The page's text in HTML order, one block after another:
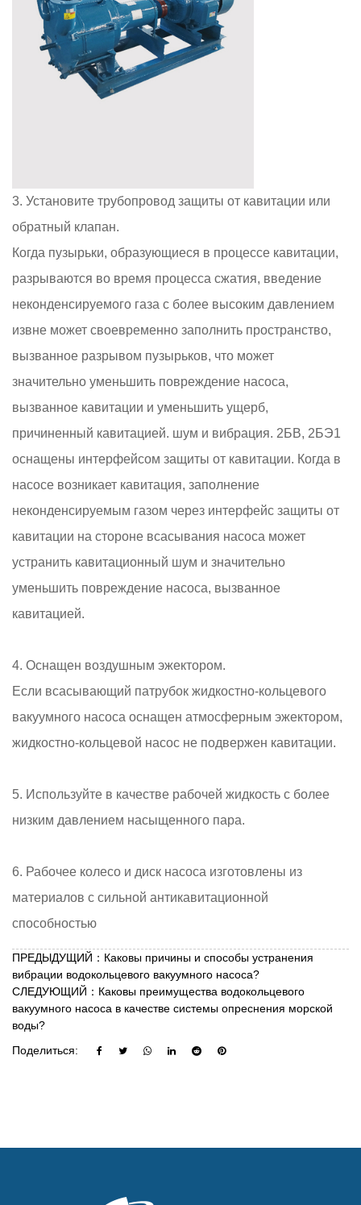
3. Установите трубопровод защиты от кавитации или
обратный клапан.
Когда пузырьки, образующиеся в процессе кавитации,
разрываются во время процесса сжатия, введение
неконденсируемого газа с более высоким давлением
извне может своевременно заполнить пространство,
вызванное разрывом пузырьков, что может
значительно уменьшить повреждение насоса,
вызванное кавитации и уменьшить ущерб,
причиненный кавитацией. шум и вибрация. 2БВ, 2БЭ1
оснащены интерфейсом защиты от кавитации. Когда в
насосе возникает кавитация, заполнение
неконденсируемым газом через интерфейс защиты от
кавитации на стороне всасывания насоса может
устранить кавитационный шум и значительно
уменьшить повреждение насоса, вызванное
кавитацией.
4. Оснащен воздушным эжектором.
Если всасывающий патрубок жидкостно-кольцевого
вакуумного насоса оснащен атмосферным эжектором,
жидкостно-кольцевой насос не подвержен кавитации.
5. Используйте в качестве рабочей жидкость с более
низким давлением насыщенного пара.
6. Рабочее колесо и диск насоса изготовлены из
материалов с сильной антикавитационной
способностью
ПРЕДЫДУЩИЙ：Каковы причины и способы устранения
вибрации водокольцевого вакуумного насоса?
СЛЕДУЮЩИЙ：Каковы преимущества водокольцевого
вакуумного насоса в качестве системы опреснения морской
воды?
Поделиться: